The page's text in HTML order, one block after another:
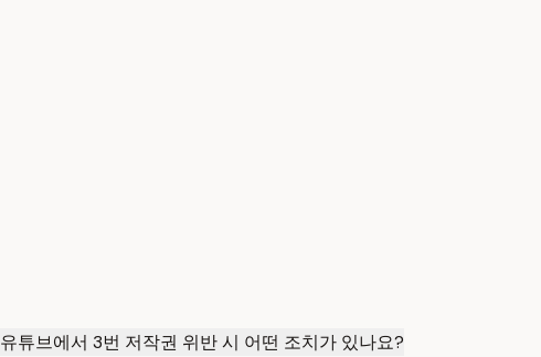
유튜브에서 3번 저작권 위반 시 어떤 조치가 있나요?